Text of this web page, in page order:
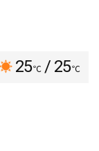
25℃ / 25℃